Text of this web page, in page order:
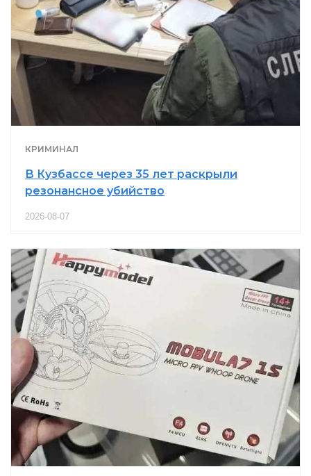
КРИМИНАЛ
В Кузбассе через 35 лет раскрыли
резонансное убийство
2026-08-07